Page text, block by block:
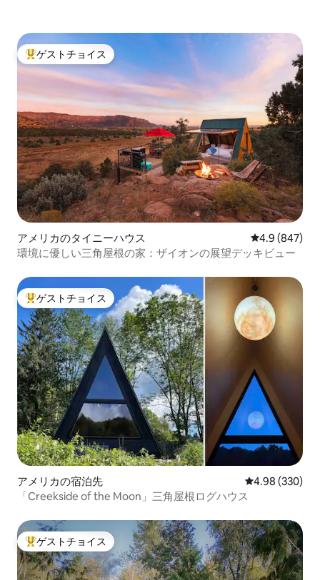
大好評のゲストチョイスです。
ゲストチョイス
アメリカのタイニーハウス レビュー847
4.9 (847)
環境に優しい三角屋根の家：ザイオンの展望デッキビュー
大好評のゲストチョイスです。
ゲストチョイス
アメリカの宿泊先 レビュー330
4.98 (330)
「Creekside of the Moon」三角屋根ログハウス
大好評のゲストチョイスです。
ゲストチョイス